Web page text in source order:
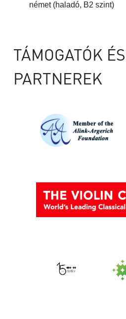
német (haladó, B2 szint)
TÁMOGATÓK ÉS
PARTNEREK